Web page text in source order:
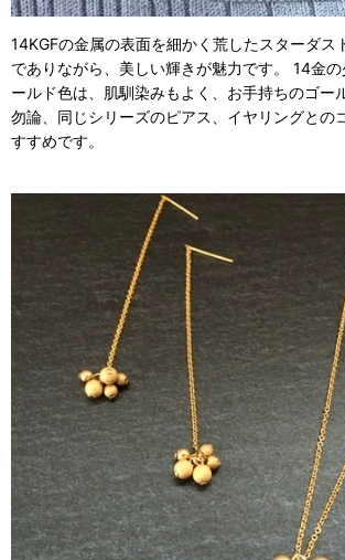
14KGFの金属の表面を細かく荒したスターダス
でありながら、美しい輝きが魅力です。 14金
ールド色は、肌馴染みもよく、お手持ちのゴー
勿論、同じシリーズのピアス、イヤリングとの
すすめです。